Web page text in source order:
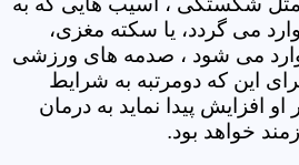
می گردد، یا سکته مغزی،
وارد می شود ، صدمه های ورزشی
این که دومرتبه به شرایط
افزایش پیدا نماید به درمان
خواهد بود.